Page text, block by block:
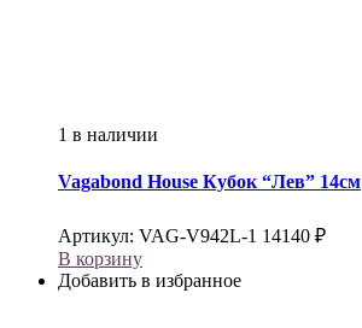
1 в наличии
Vagabond House Кубок “Лев” 14см
Артикул: VAG-V942L-1 14140 ₽
В корзину
Добавить в избранное